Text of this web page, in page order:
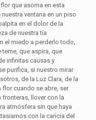
que asoma en esta
ventana en un piso
en el dolor de la
de nuestra tía
el miedo a perderlo todo,
que aspira, que
infinitas causas y
purifica, si nuestro mirar
de la Luz Clara, de la
cuando se abre, ser
llover con la
atmósfera sin que haya
con la caricia del